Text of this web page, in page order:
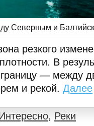
Северным и
резкого
В
границу — между
и рекой. Далее
, Реки